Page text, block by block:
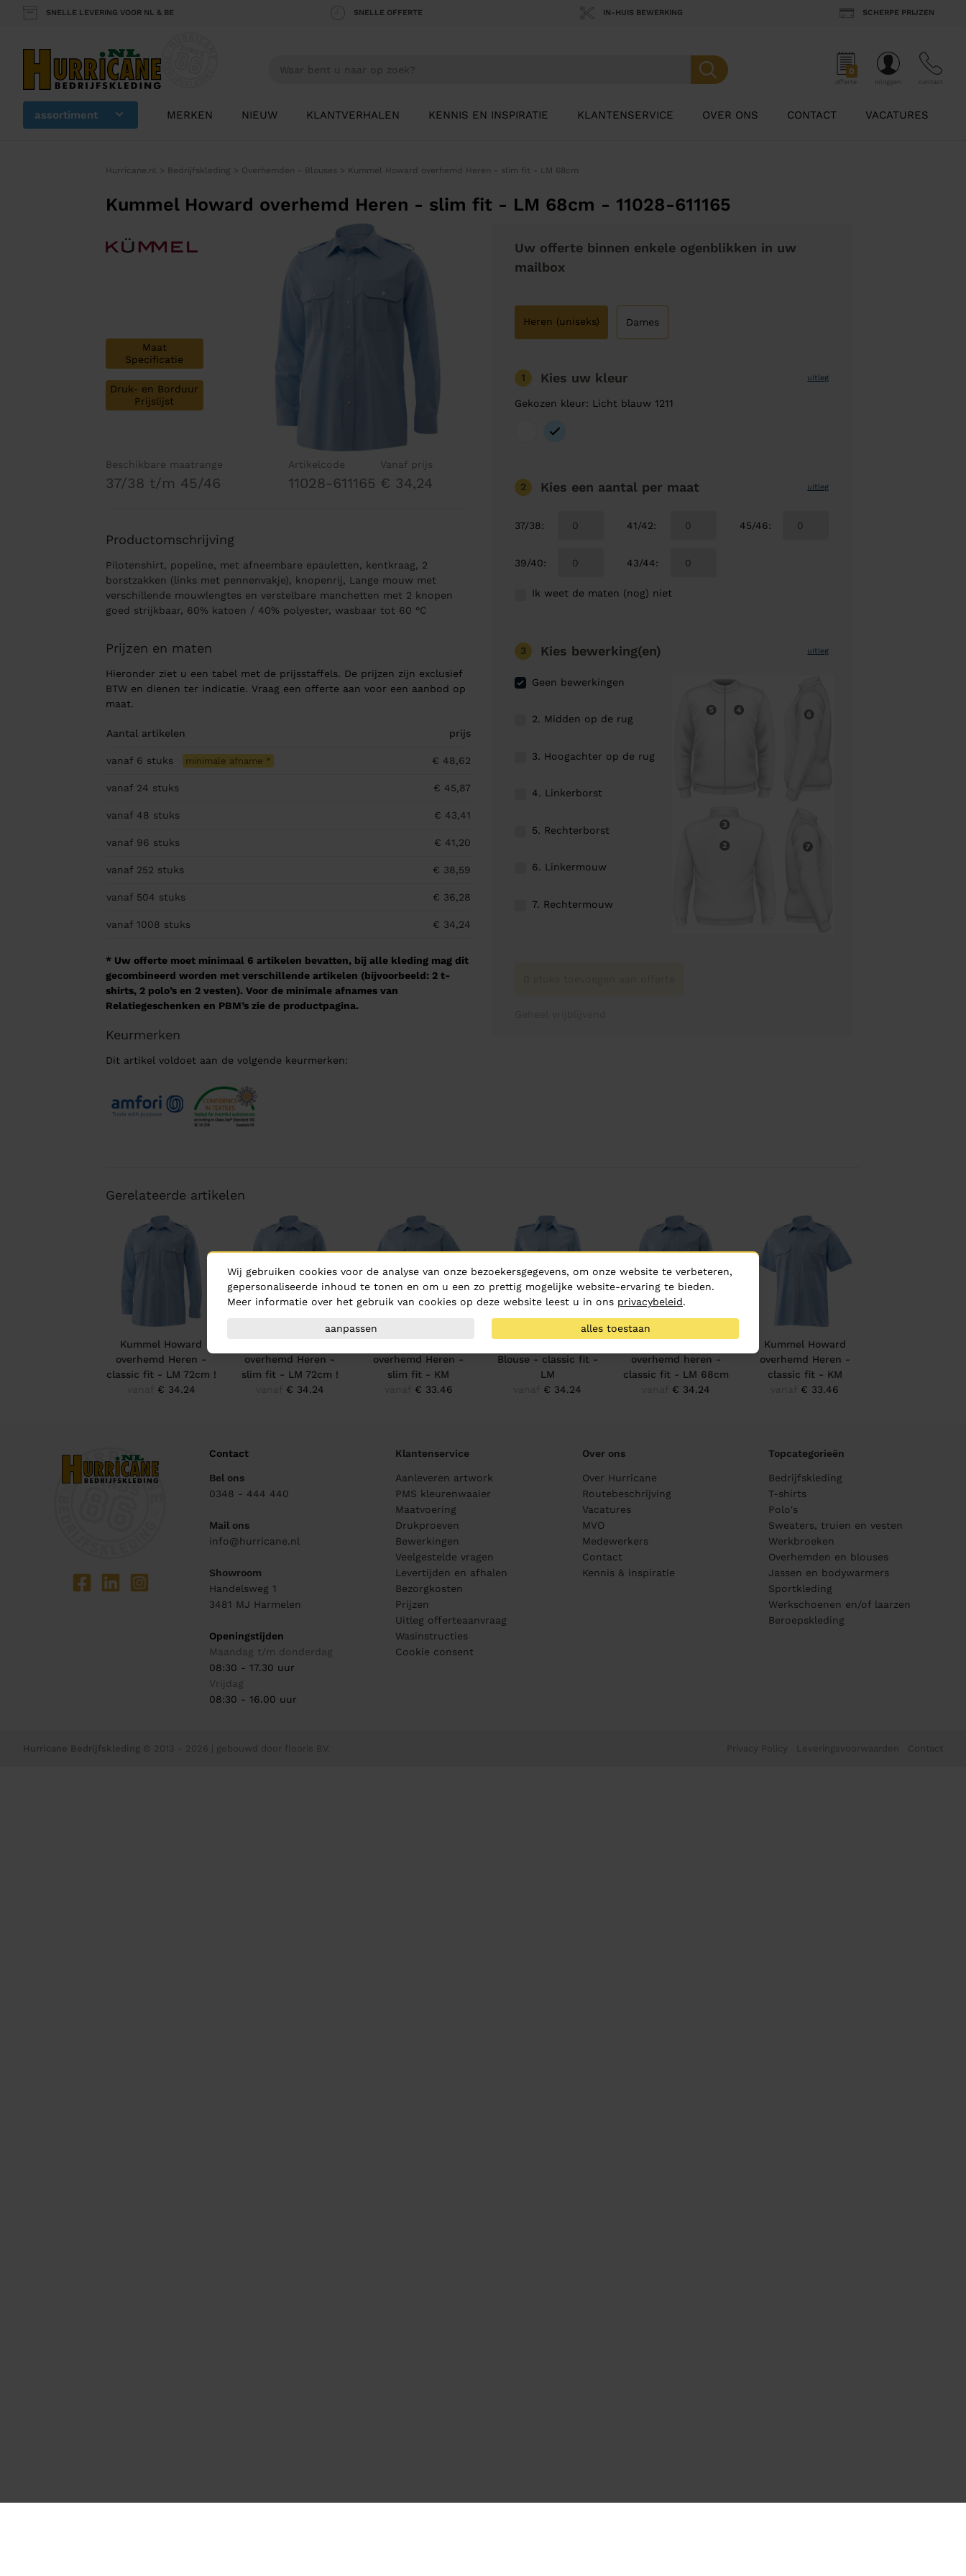
SNELLE LEVERING VOOR NL & BE SNELLE OFFERTE IN-HUIS BEWERKING SCHERPE PRIJZEN
0
offerte inloggen contact
assortiment MERKEN NIEUW KLANTVERHALEN KENNIS EN INSPIRATIE KLANTENSERVICE OVER ONS CONTACT VACATURES
Hurricane.nl > Bedrijfskleding > Overhemden - Blouses > Kummel Howard overhemd Heren - slim fit - LM 68cm
Kummel Howard overhemd Heren - slim fit - LM 68cm - 11028-611165
Maat
Specificatie
Druk- en Borduur
Prijslijst
Beschikbare maatrange
37/38 t/m 45/46
Artikelcode
11028-611165
Vanaf prijs
€ 34,24
Productomschrijving
Pilotenshirt, popeline, met afneembare epauletten, kentkraag, 2
borstzakken (links met pennenvakje), knopenrij, Lange mouw met
verschillende mouwlengtes en verstelbare manchetten met 2 knopen
goed strijkbaar, 60% katoen / 40% polyester, wasbaar tot 60 °C
Prijzen en maten
Hieronder ziet u een tabel met de prijsstaffels. De prijzen zijn exclusief
BTW en dienen ter indicatie. Vraag een offerte aan voor een aanbod op
maat.
Aantal artikelen prijs
vanaf 6 stuks minimale afname * € 48,62
vanaf 24 stuks € 45,87
vanaf 48 stuks € 43,41
vanaf 96 stuks € 41,20
vanaf 252 stuks € 38,59
vanaf 504 stuks € 36,28
vanaf 1008 stuks € 34,24
* Uw offerte moet minimaal 6 artikelen bevatten, bij alle kleding mag dit
gecombineerd worden met verschillende artikelen (bijvoorbeeld: 2 t-
shirts, 2 polo’s en 2 vesten). Voor de minimale afnames van
Relatiegeschenken en PBM’s zie de productpagina.
Keurmerken
Dit artikel voldoet aan de volgende keurmerken:
Uw offerte binnen enkele ogenblikken in uw
mailbox
Heren (uniseks) Dames
1 Kies uw kleur uitleg
Gekozen kleur: Licht blauw 1211
2 Kies een aantal per maat uitleg
37/38:
39/40:
41/42:
43/44:
45/46:
Ik weet de maten (nog) niet
3 Kies bewerking(en) uitleg
Geen bewerkingen
2. Midden op de rug
3. Hoogachter op de rug
4. Linkerborst
5. Rechterborst
6. Linkermouw
7. Rechtermouw
Gerelateerde artikelen
Kummel Howard
overhemd Heren -
classic fit - LM 72cm !
€ 34.24
overhemd Heren -
slim fit - LM 72cm !
€ 34.24
overhemd Heren -
slim fit - KM
€ 33.46
Blouse - classic fit -
LM
€ 34.24
overhemd heren -
classic fit - LM 68cm
€ 34.24
Kummel Howard
overhemd Heren -
classic fit - KM
€ 33.46
Contact
Bel ons
0348 - 444 440
Mail ons
info@hurricane.nl
Showroom
Handelsweg 1
3481 MJ Harmelen
Openingstijden
Maandag t/m donderdag
08:30 - 17.30 uur
Vrijdag
08:30 - 16.00 uur
Klantenservice
Aanleveren artwork
PMS kleurenwaaier
Maatvoering
Drukproeven
Bewerkingen
Veelgestelde vragen
Levertijden en afhalen
Bezorgkosten
Prijzen
Uitleg offerteaanvraag
Wasinstructies
Cookie consent
Over ons
Over Hurricane
Routebeschrijving
Vacatures
MVO
Medewerkers
Contact
Kennis & inspiratie
Topcategorieën
Bedrijfskleding
T-shirts
Polo's
Sweaters, truien en vesten
Werkbroeken
Overhemden en blouses
Jassen en bodywarmers
Sportkleding
Werkschoenen en/of laarzen
Beroepskleding
Hurricane Bedrijfskleding © 2013 - 2026 | gebouwd door flooris B.V. Privacy Policy Leveringsvoorwaarden Contact
Wij gebruiken cookies voor de analyse van onze bezoekersgegevens, om onze website te verbeteren,
gepersonaliseerde inhoud te tonen en om u een zo prettig mogelijke website-ervaring te bieden.
Meer informatie over het gebruik van cookies op deze website leest u in ons privacybeleid.
aanpassen alles toestaan